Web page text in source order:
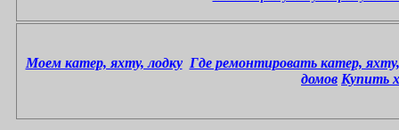
Моем катер, яхту, лодку Где ремонтировать катер,
домов Купить